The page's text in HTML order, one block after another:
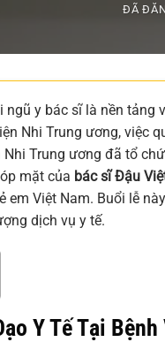
ĐÃ
y bác sĩ là nền
Nhi Trung ương, việc
Trung ương đã tổ
mặt của bác sĩ Đậu
em Việt Nam. Buổi lễ
dịch vụ y tế.
Y Tế Tại